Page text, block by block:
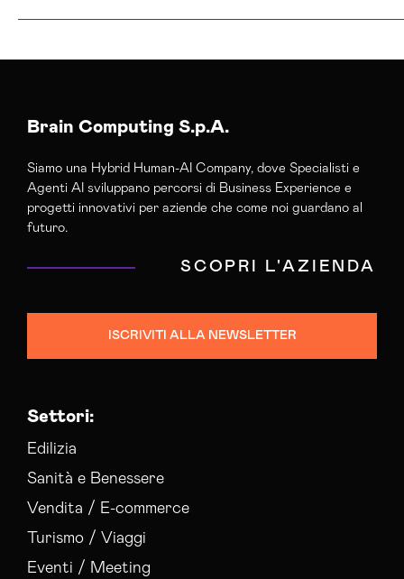
Agenzia E-commerce Shopify Cremona
Agenzia Posizionamento Seo Cremona
Agenzia Social Media Marketing Cremona
Agenzia Web Marketing Cremona
Campagne Advertising Cremona
Consulenza Web Marketing Cremona
Esperti Social Media Cremona
Gestione Social Media Cremona
Realizzazione Siti Web Cremona
Servizi Hosting Cremona
Brain Computing S.p.A.
Siamo una Hybrid Human-AI Company, dove Specialisti e
Agenti AI sviluppano percorsi di Business Experience e
progetti innovativi per aziende che come noi guardano al
futuro.
SCOPRI L'AZIENDA
ISCRIVITI ALLA NEWSLETTER
Settori:
Edilizia
Sanità e Benessere
Vendita / E-commerce
Turismo / Viaggi
Eventi / Meeting